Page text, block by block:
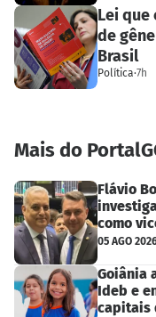
Lei
de
Brasil
Política·7h
Mais do
Flávio
como
05 AGO
Goiânia
Ideb e
capitais